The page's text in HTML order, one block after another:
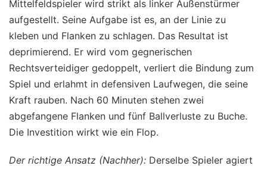
Mittelfeldspieler wird strikt als linker Außenstürmer
aufgestellt. Seine Aufgabe ist es, an der Linie zu
kleben und Flanken zu schlagen. Das Resultat ist
deprimierend. Er wird vom gegnerischen
Rechtsverteidiger gedoppelt, verliert die Bindung zum
Spiel und erlahmt in defensiven Laufwegen, die seine
Kraft rauben. Nach 60 Minuten stehen zwei
abgefangene Flanken und fünf Ballverluste zu Buche.
Die Investition wirkt wie ein Flop.
Der richtige Ansatz (Nachher): Derselbe Spieler agiert